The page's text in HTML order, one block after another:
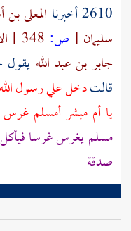
2610 أخبرنا
المعلى
سليمان [ص:
جابر بن عبد الله
قالتدخل علي رسول
ياأم مبشرأمسلم غرس
مسلم يغرس غرسا فيأكل
صدقة